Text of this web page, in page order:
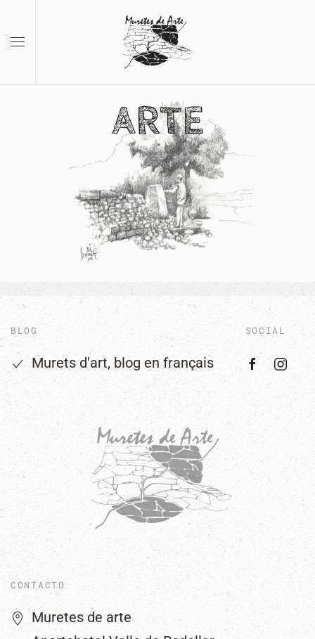
Skip to main content
ARTE
CONTACTO
Muretes de arte
BLOG
Murets d'art, blog en français
SOCIAL